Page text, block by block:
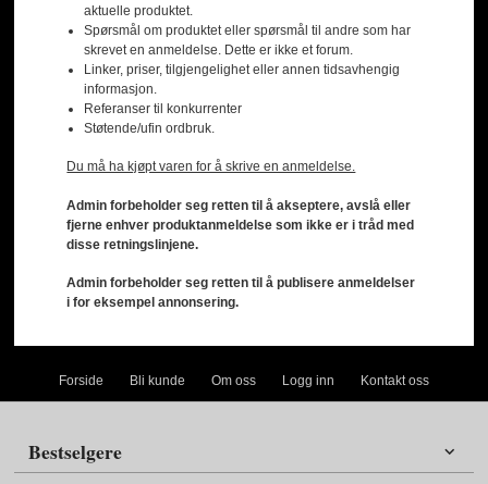
aktuelle produktet.
Spørsmål om produktet eller spørsmål til andre som har
skrevet en anmeldelse. Dette er ikke et forum.
Linker, priser, tilgjengelighet eller annen tidsavhengig
informasjon.
Referanser til konkurrenter
Støtende/ufin ordbruk.
Du må ha kjøpt varen for å skrive en anmeldelse.
Admin forbeholder seg retten til å akseptere, avslå eller
fjerne enhver produktanmeldelse som ikke er i tråd med
disse retningslinjene.
Admin forbeholder seg retten til å publisere anmeldelser
i for eksempel annonsering.
Forside Bli kunde Om oss Logg inn Kontakt oss
Bestselgere